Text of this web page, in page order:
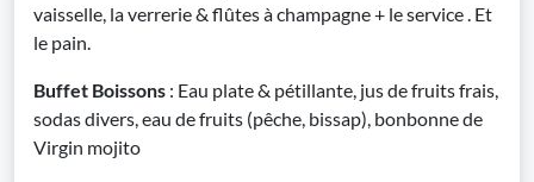
vaisselle, la verrerie & flûtes à champagne + le service . Et
le pain.
Buffet Boissons : Eau plate & pétillante, jus de fruits frais,
sodas divers, eau de fruits (pêche, bissap), bonbonne de
Virgin mojito